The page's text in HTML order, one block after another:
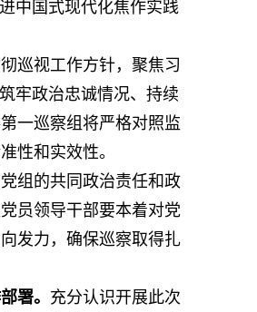
中国式现代化焦作实践
巡视工作方针，聚焦习
牢政治忠诚情况、持续
一巡察组将严格对照监
性和实效性。
组的共同政治责任和政
员领导干部要本着对党
发力，确保巡察取得扎
署。 充分认识开展此次